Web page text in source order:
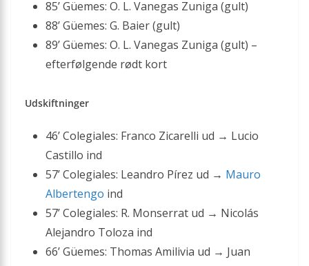
85’ Güemes: O. L. Vanegas Zuniga (gult)
88’ Güemes: G. Baier (gult)
89’ Güemes: O. L. Vanegas Zuniga (gult) –
efterfølgende rødt kort
Udskiftninger
46’ Colegiales: Franco Zicarelli ud → Lucio
Castillo ind
57’ Colegiales: Leandro Pírez ud → Mauro
Albertengo ind
57’ Colegiales: R. Monserrat ud → Nicolás
Alejandro Toloza ind
66’ Güemes: Thomas Amilivia ud → Juan